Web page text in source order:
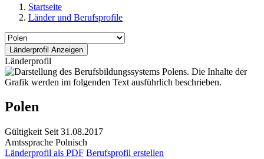
Startseite
Länder und Berufsprofile
Länderprofil
Polen
Gültigkeit Seit 31.08.2017
Amtssprache Polnisch
Länderprofil als PDF Berufsprofil erstellen